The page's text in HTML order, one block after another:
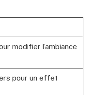
modifier l’ambiance
pour un effet